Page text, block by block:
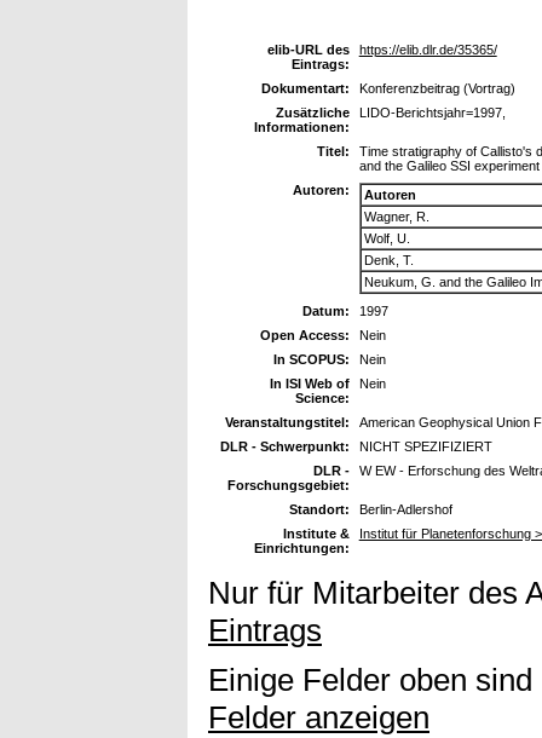
elib-URL des
Eintrags:
https://elib.dlr.de/35365/
Dokumentart:
Konferenzbeitrag (Vortrag)
Zusätzliche
Informationen:
LIDO-Berichtsjahr=1997,
Titel:
Time stratigraphy of Callisto's
and the Galileo SSI experiment
Autoren:
Autoren
Wagner, R.
Wolf, U.
Denk, T.
Neukum, G. and the Galileo
Datum:
1997
Open Access:
Nein
In SCOPUS:
Nein
In ISI Web of
Science:
Nein
Veranstaltungstitel:
American Geophysical Union
DLR - Schwerpunkt:
NICHT SPEZIFIZIERT
DLR -
Forschungsgebiet:
W EW - Erforschung des
Standort:
Berlin-Adlershof
Institute &
Einrichtungen:
Institut für Planetenforschung
Nur für Mitarbeiter des
Eintrags
Einige Felder oben
Felder anzeigen